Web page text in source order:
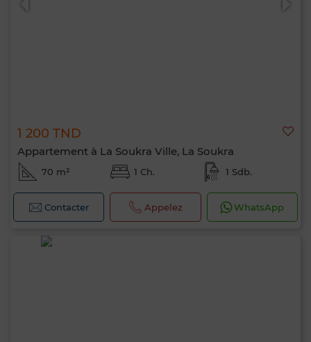
1 200 TND
Appartement à La Soukra Ville, La Soukra
70 m² 1 Ch. 1 Sdb.
Contacter Appelez WhatsApp
0 / 500